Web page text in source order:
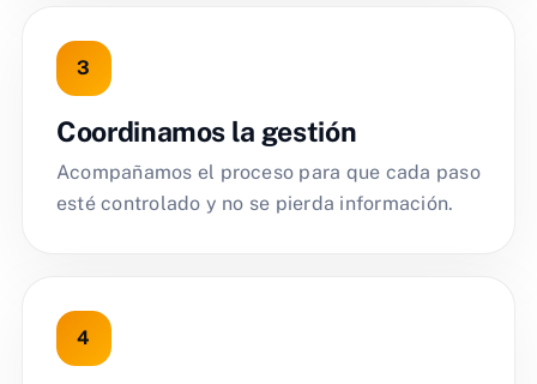
Coordinamos la gestión
Acompañamos el proceso para que cada paso
esté controlado y no se pierda información.